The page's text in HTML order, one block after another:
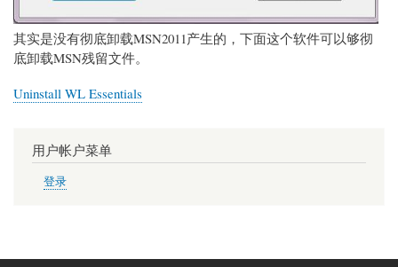
其实是没有彻底卸载MSN2011产生的，下面这个软件可以够彻
底卸载MSN残留文件。
Uninstall WL Essentials
用户帐户菜单
登录